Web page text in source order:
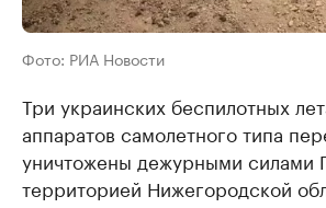
Фото: РИА Новости
Три украинских беспилотных
аппаратов самолетного типа
уничтожены дежурными силами
территорией Нижегородской